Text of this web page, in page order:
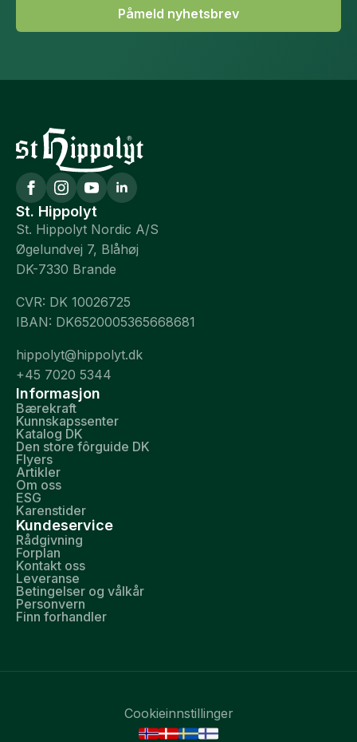
Påmeld nyhetsbrev
St. Hippolyt
St. Hippolyt Nordic A/S
Øgelundvej 7, Blåhøj
DK-7330 Brande
CVR: DK 10026725
IBAN: DK6520005365668681
hippolyt@hippolyt.dk
+45 7020 5344
Informasjon
Bærekraft
Kunnskapssenter
Katalog DK
Den store fôrguide DK
Flyers
Artikler
Om oss
ESG
Karenstider
Kundeservice
Rådgivning
Forplan
Kontakt oss
Leveranse
Betingelser og vålkår
Personvern
Finn forhandler
Cookieinnstillinger